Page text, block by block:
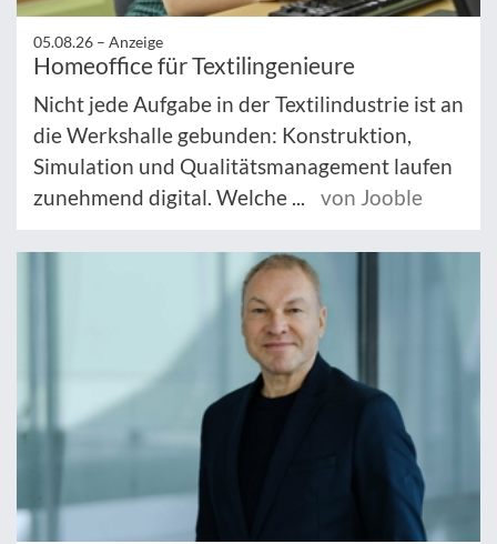
05.08.26 – Anzeige
Homeoffice für Textilingenieure
Nicht jede Aufgabe in der Textilindustrie ist an
die Werkshalle gebunden: Konstruktion,
Simulation und Qualitätsmanagement laufen
zunehmend digital. Welche ...
von Jooble